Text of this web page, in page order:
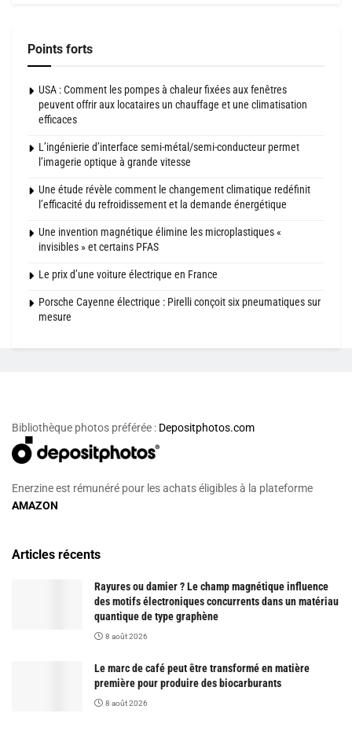
Points forts
USA : Comment les pompes à chaleur fixées aux fenêtres
peuvent offrir aux locataires un chauffage et une climatisation
efficaces
L’ingénierie d’interface semi-métal/semi-conducteur permet
l’imagerie optique à grande vitesse
Une étude révèle comment le changement climatique redéfinit
l’efficacité du refroidissement et la demande énergétique
Une invention magnétique élimine les microplastiques «
invisibles » et certains PFAS
Le prix d’une voiture électrique en France
Porsche Cayenne électrique : Pirelli conçoit six pneumatiques sur
mesure
Bibliothèque photos préférée : Depositphotos.com
Enerzine est rémunéré pour les achats éligibles à la plateforme
AMAZON
Articles récents
Rayures ou damier ? Le champ magnétique influence
des motifs électroniques concurrents dans un matériau
quantique de type graphène
8 août 2026
Le marc de café peut être transformé en matière
première pour produire des biocarburants
8 août 2026